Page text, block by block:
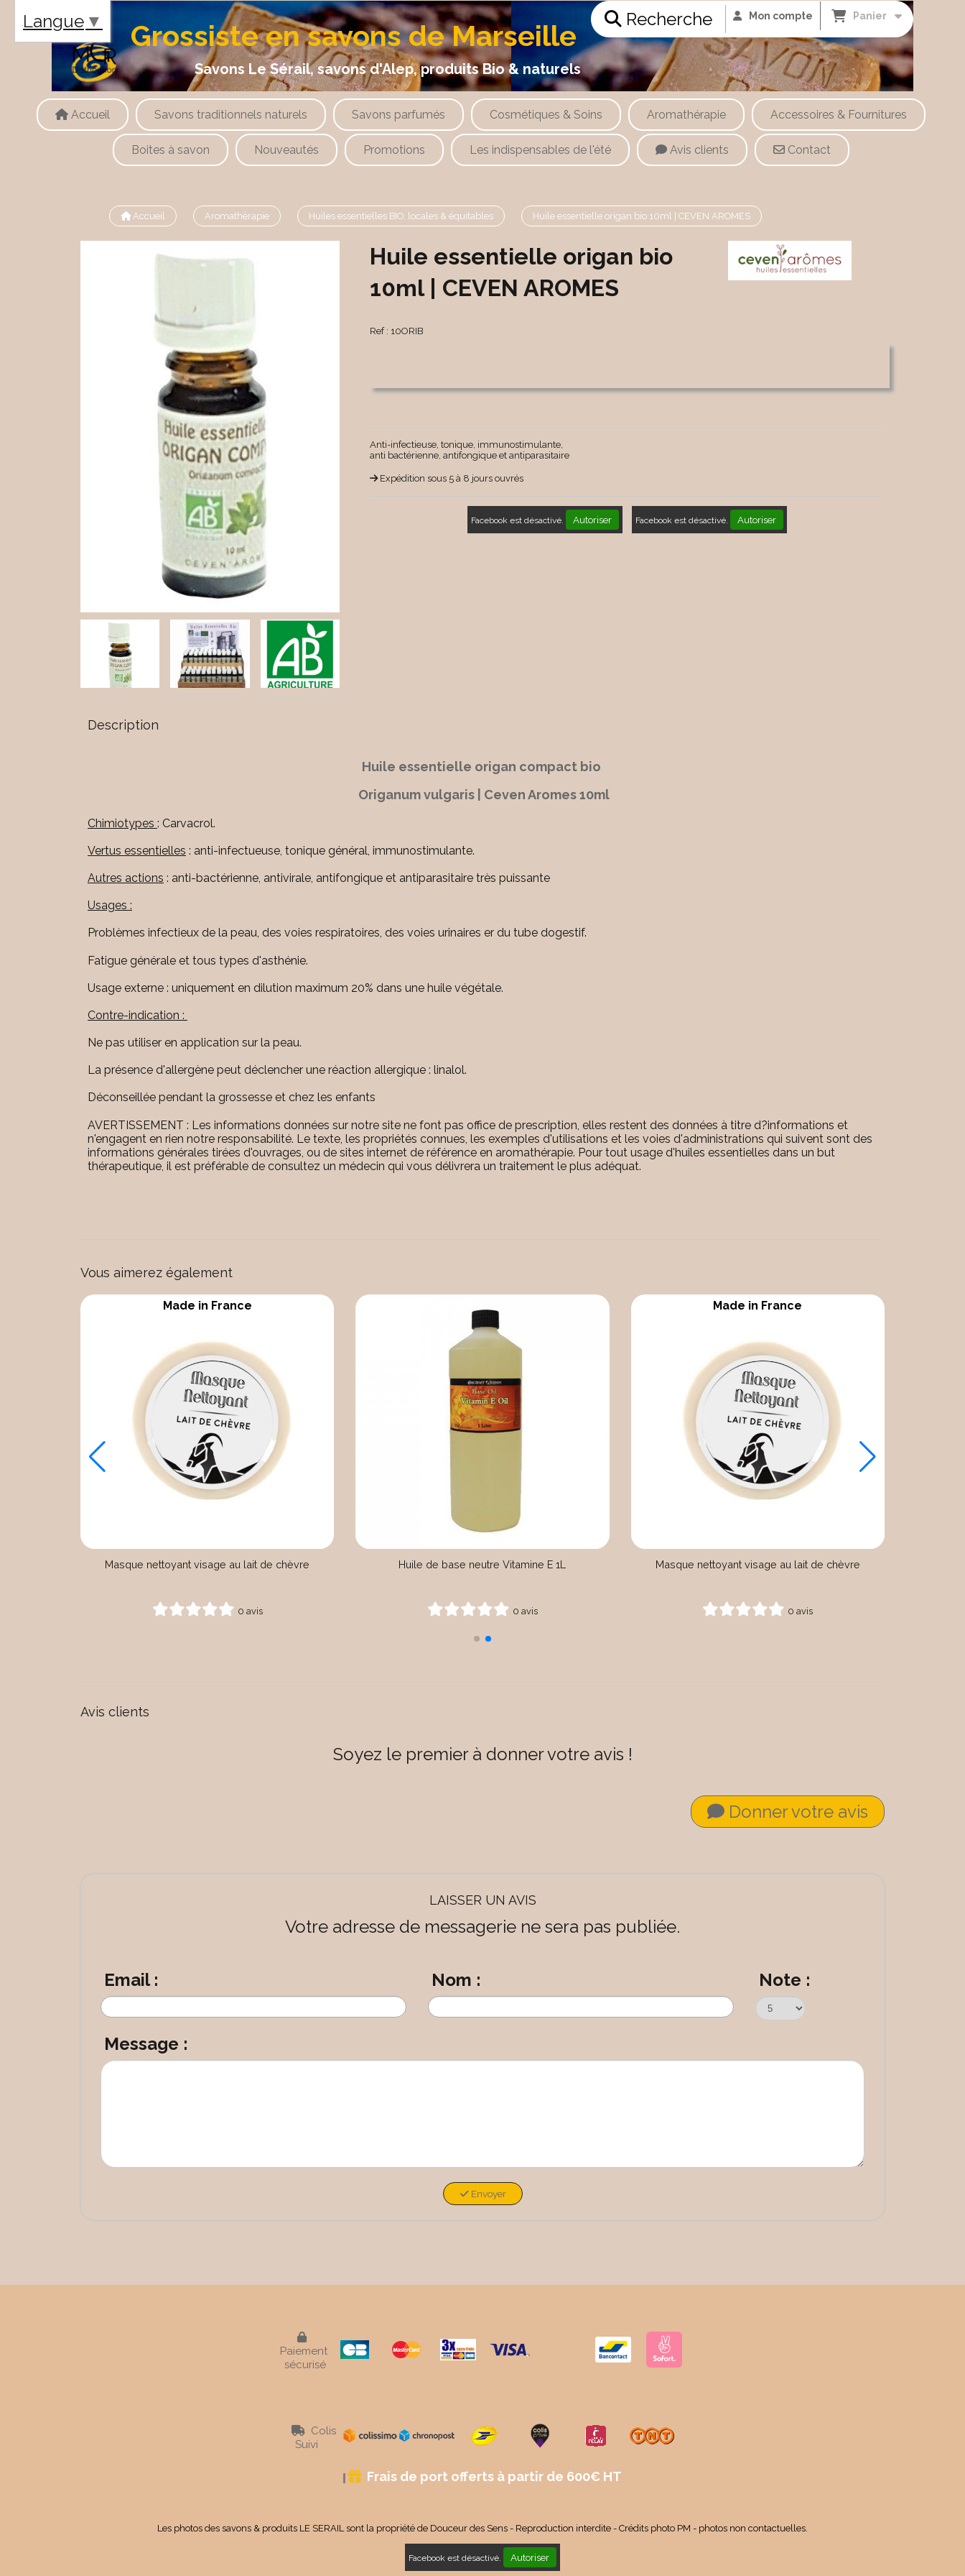
Grossiste en savons de Marseille
Savons Le Sérail, savons d'Alep, produits Bio & naturels
Recherche Mon compte Panier
Accueil Savons traditionnels naturels Savons parfumés Cosmétiques & Soins Aromathérapie Accessoires & Fournitures
Boites à savon Nouveautés Promotions Les indispensables de l'été Avis clients Contact
Accueil Aromathérapie Huiles essentielles BIO, locales & équitables Huile essentielle origan bio 10ml | CEVEN AROMES
Huile essentielle origan bio
10ml | CEVEN AROMES
Ref : 10ORIB
Anti-infectieuse, tonique, immunostimulante,
anti bactérienne, antifongique et antiparasitaire
Expédition sous 5 à 8 jours ouvrés
Facebook est désactivé. Autoriser Facebook est désactivé. Autoriser
Description
Huile essentielle origan compact bio
Origanum vulgaris | Ceven Aromes 10ml
Chimiotypes : Carvacrol.
Vertus essentielles : anti-infectueuse, tonique général, immunostimulante.
Autres actions : anti-bactérienne, antivirale, antifongique et antiparasitaire très puissante
Usages :
Problèmes infectieux de la peau, des voies respiratoires, des voies urinaires er du tube dogestif.
Fatigue générale et tous types d'asthénie.
Usage externe : uniquement en dilution maximum 20% dans une huile végétale.
Contre-indication :
Ne pas utiliser en application sur la peau.
La présence d'allergène peut déclencher une réaction allergique : linalol.
Déconseillée pendant la grossesse et chez les enfants
AVERTISSEMENT : Les informations données sur notre site ne font pas office de prescription, elles restent des données à titre d?informations et
n'engagent en rien notre responsabilité. Le texte, les propriétés connues, les exemples d'utilisations et les voies d'administrations qui suivent sont des
informations générales tirées d'ouvrages, ou de sites internet de référence en aromathérapie. Pour tout usage d'huiles essentielles dans un but
thérapeutique, il est préférable de consultez un médecin qui vous délivrera un traitement le plus adéquat.
Vous aimerez également
Masque nettoyant visage au lait de chèvre
0 avis
Made in France
Huile de base neutre Vitamine E 1L
0 avis
Masque nettoyant visage au lait de chèvre
0 avis
Made in France
Avis clients
Soyez le premier à donner votre avis !
Donner votre avis
LAISSER UN AVIS
Votre adresse de messagerie ne sera pas publiée.
Email : Nom : Note :
Message :
Envoyer

Paiement
sécurisé

Colis
Suivi
 Frais de port offerts à partir de 600€ HT
Les photos des savons & produits LE SERAIL sont la propriété de Douceur des Sens - Reproduction interdite - Crédits photo PM - photos non contactuelles.
Facebook est désactivé. Autoriser
Langue ▼
Panneau de gestion des cookies